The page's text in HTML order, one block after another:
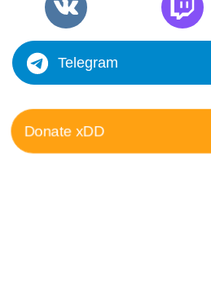
Telegram
Donate xDD